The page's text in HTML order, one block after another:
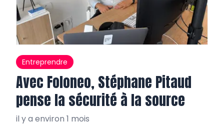
Entreprendre
Avec Foloneo, Stéphane Pitaud
pense la sécurité à la source
il y a environ 1 mois